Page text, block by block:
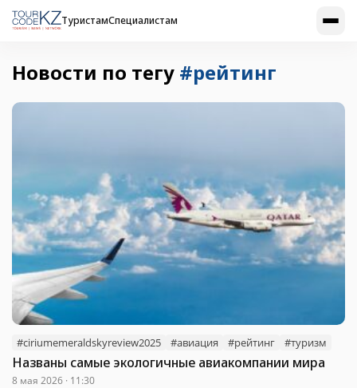
ТуристамСпециалистам
Новости по тегу #рейтинг
#ciriumemeraldskyreview2025 #авиация #рейтинг #туризм
Названы самые экологичные авиакомпании мира
8 мая 2026 · 11:30